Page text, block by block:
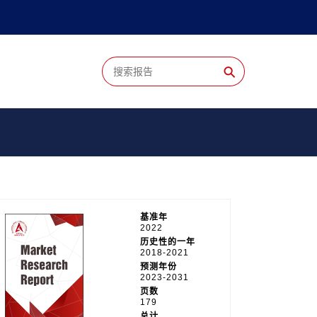
⚲
基准年
2022
历史性的一年
2018-2021
预测年份
2023-2031
页数
179